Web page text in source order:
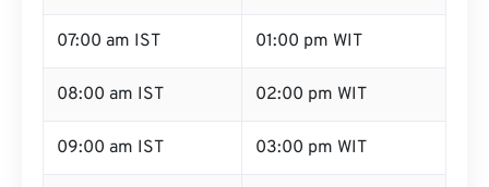
07:00 am IST 01:00 pm WIT
08:00 am IST 02:00 pm WIT
09:00 am IST 03:00 pm WIT